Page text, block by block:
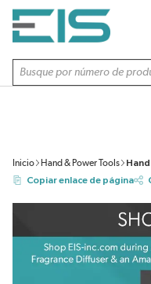
SALTAR AL CONTENIDO
Búsqueda de sitio
Inicio Hand & Power Tools
Copiar enlace de página